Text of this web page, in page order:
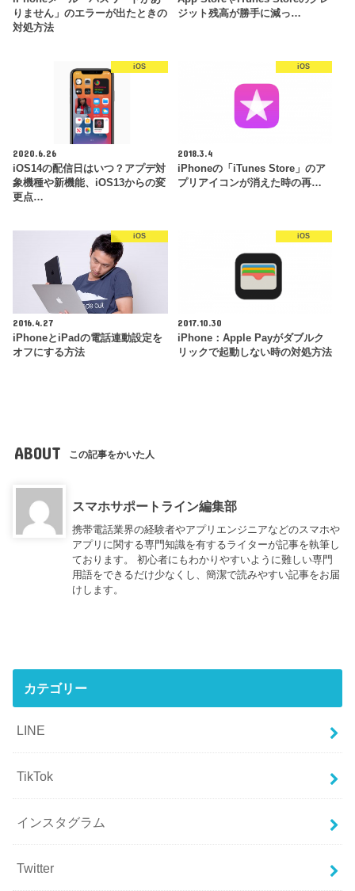
りません」のエラーが出たときの
対処方法
ジット残高が勝手に減っ…
iOS
2020.6.26
iOS14の配信日はいつ？アプデ対
象機種や新機能、iOS13からの変
更点…
iOS
2018.3.4
iPhoneの「iTunes Store」のア
プリアイコンが消えた時の再…
iOS
2016.4.27
iPhoneとiPadの電話連動設定を
オフにする方法
iOS
2017.10.30
iPhone：Apple Payがダブルク
リックで起動しない時の対処方法
ABOUT この記事をかいた人
スマホサポートライン編集部
携帯電話業界の経験者やアプリエンジニアなどのスマホや
アプリに関する専門知識を有するライターが記事を執筆し
ております。 初心者にもわかりやすいように難しい専門
用語をできるだけ少なくし、簡潔で読みやすい記事をお届
けします。
カテゴリー
LINE
TikTok
インスタグラム
Twitter